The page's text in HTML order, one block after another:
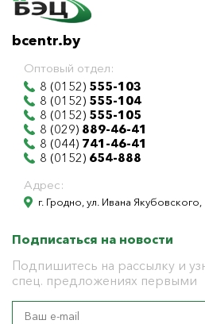
bcentr.by
Оптовый отдел:
8 (0152) 555-103
8 (0152) 555-104
8 (0152) 555-105
8 (029) 889-46-41
8 (044) 741-46-41
8 (0152) 654-888
Адрес:
г. Гродно, ул. Ивана
Подписаться на новости
Подпишитесь на рассылку и
спец. предложениях первыми